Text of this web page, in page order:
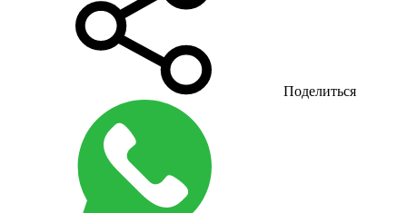
Поделиться